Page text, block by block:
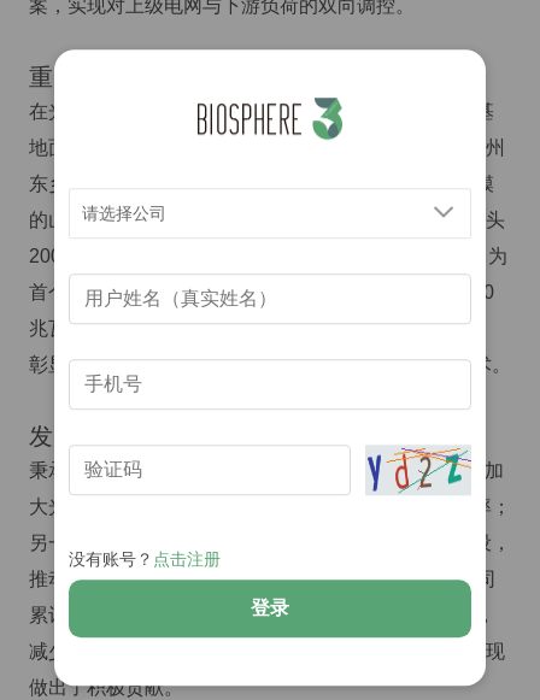
案，实现对上级电网与下游负荷的双向调控。
重点项目
在光伏领域，金开新能源主导建设了70兆瓦的同心隆基
地面集中式电站、宁夏卫钢200兆瓦沙漠地带电站、抚州
东乡80兆瓦渔光互补示范项目，以及公司迄今最大规模
的山西长治250兆瓦单体电站；风电领域则以木垒大石头
200兆瓦风电场为最大单体项目，河北海兴50兆瓦项目为
首个风电试点；在创新示范方面，浙江龙游工业园区10
兆瓦屋顶分布式项目及北京北排32兆瓦再生水厂项目，
彰显了公司在城市及园区分布式光伏应用上的领先技术。
发展战略与社会贡献
秉承“三条曲线”协同发展战略，金开新能源一方面持续加
大光伏与风电项目开发力度，优化资源配置与运营效率；
另一方面深化储能技术、氢能布局与智慧能源系统建设，
推动数字化运维平台与能源互联网建设。2023年，公司
累计发电量超过234亿千瓦时，节约标准煤767.8万吨，
减少二氧化碳排放2333.8万吨，为国家“双碳”目标的实现
做出了积极贡献。
请选择公司
没有账号？ 点击注册
登录